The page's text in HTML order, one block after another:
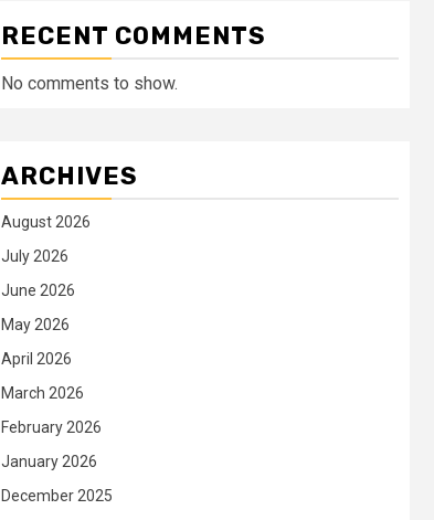
RECENT COMMENTS
No comments to show.
ARCHIVES
August 2026
July 2026
June 2026
May 2026
April 2026
March 2026
February 2026
January 2026
December 2025